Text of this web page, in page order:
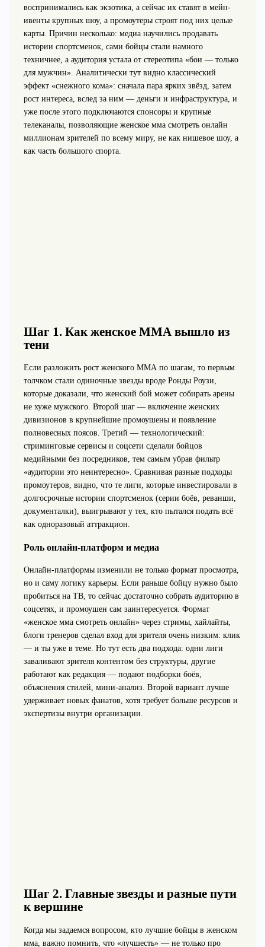
воспринимались как экзотика, а сейчас их ставят в мейн-
ивенты крупных шоу, а промоутеры строят под них целые
карты. Причин несколько: медиа научились продавать
истории спортсменок, сами бойцы стали намного
техничнее, а аудитория устала от стереотипа «бои — только
для мужчин». Аналитически тут видно классический
эффект «снежного кома»: сначала пара ярких звёзд, затем
рост интереса, вслед за ним — деньги и инфраструктура, и
уже после этого подключаются спонсоры и крупные
телеканалы, позволяющие женское мма смотреть онлайн
миллионам зрителей по всему миру, не как нишевое шоу, а
как часть большого спорта.
Шаг 1. Как женское ММА вышло из
тени
Если разложить рост женского ММА по шагам, то первым
толчком стали одиночные звезды вроде Ронды Роузи,
которые доказали, что женский бой может собирать арены
не хуже мужского. Второй шаг — включение женских
дивизионов в крупнейшие промоушены и появление
полновесных поясов. Третий — технологический:
стриминговые сервисы и соцсети сделали бойцов
медийными без посредников, тем самым убрав фильтр
«аудитории это неинтересно». Сравнивая разные подходы
промоутеров, видно, что те лиги, которые инвестировали в
долгосрочные истории спортсменок (серии боёв, реванши,
документалки), выигрывают у тех, кто пытался подать всё
как одноразовый аттракцион.
Роль онлайн-платформ и медиа
Онлайн-платформы изменили не только формат просмотра,
но и саму логику карьеры. Если раньше бойцу нужно было
пробиться на ТВ, то сейчас достаточно собрать аудиторию в
соцсетях, и промоушен сам заинтересуется. Формат
«женское мма смотреть онлайн» через стримы, хайлайты,
блоги тренеров сделал вход для зрителя очень низким: клик
— и ты уже в теме. Но тут есть два подхода: одни лиги
заваливают зрителя контентом без структуры, другие
работают как редакция — подают подборки боёв,
объяснения стилей, мини-анализ. Второй вариант лучше
удерживает новых фанатов, хотя требует больше ресурсов и
экспертизы внутри организации.
Шаг 2. Главные звезды и разные пути
к вершине
Когда мы задаемся вопросом, кто лучшие бойцы в женском
мма, важно помнить, что «лучшесть» — не только про